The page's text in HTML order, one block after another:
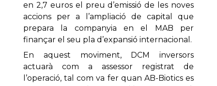
en 2,7 euros el preu d’emissió de les noves
accions per a l’ampliació de capital que
prepara la companyia en el MAB per
finançar el seu pla d’expansió internacional.
En aquest moviment, DCM inversors
actuarà com a assessor registrat de
l’operació, tal com va fer quan AB-Biotics es